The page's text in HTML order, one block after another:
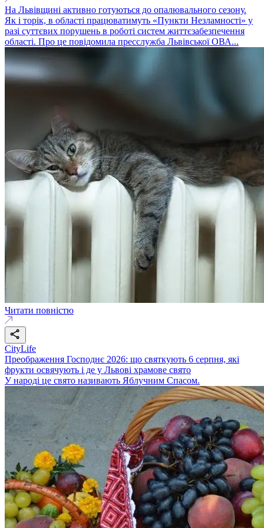
На Львівщині активно готуються до опалювального сезону.
Як і торік, в області працюватимуть «Пункти Незламності» у
разі суттєвих порушень в роботі систем життєзабезпечення
області. Про це повідомила пресслужба Львівської ОВА...
Читати повністю
CityLife
Преображення Господнє 2026: що святкують 6 серпня, які
фрукти освячують і де у Львові храмове свято
У народі це свято називають Яблучним Спасом.